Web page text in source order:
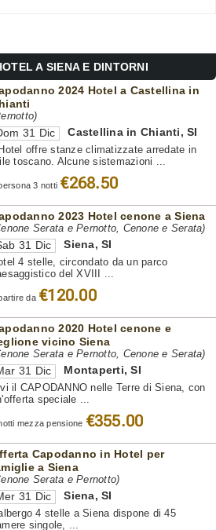
A SIENA E DINTORNI
2024 Hotel a Castellina in
31 Dic Castellina in Chianti ,SI
offre stanze climatizzate arredate in
toscano. Alcune sistemazioni ...
3 notti €268.50
2023 Hotel cenone a Siena
Serata e Pernotto, Cenone e Serata)
31 Dic Siena,SI
4 stelle, circondato da un parco
del XVIII ...
da €120.00
2020 Hotel cenone e
vicino Siena
Serata e Pernotto, Cenone e Serata)
31 Dic Montaperti,SI
il CAPODANNO nelle Terre di Siena, con
speciale ...
mezza pensione €355.00
Capodanno in Hotel per
a Siena
Serata e Pernotto)
31 Dic Siena,SI
4 stelle a Siena dispone di 45
singole, ...